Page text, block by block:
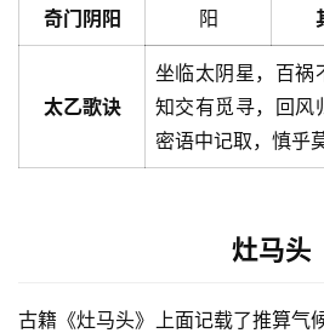
奇门阴阳 阳
太乙歌诀
坐临太阴星，百祸
知交有觅寻，回风
密语中记取，慎乎
灶马头
古籍《灶马头》上面记载了推算气